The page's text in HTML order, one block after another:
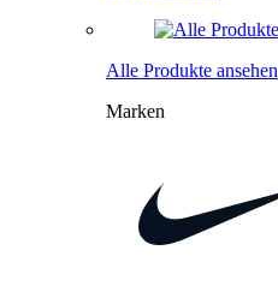
Alle Produkte ansehen
Marken